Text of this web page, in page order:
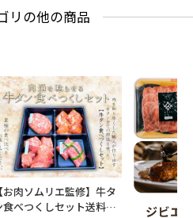
リの他の商品
【お肉ソムリエ監修】牛タ
食べつくしセット送料無